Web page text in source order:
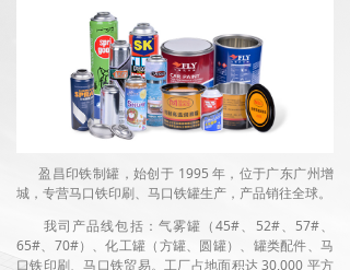
盈昌印铁制罐，始创于 1995 年，位于广东广州增
城，专营马口铁印刷、马口铁罐生产，产品销往全球。
我司产品线包括：气雾罐（45#、52#、57#、
65#、70#）、化工罐（方罐、圆罐）、罐类配件、马
口铁印刷、马口铁贸易。工厂占地面积达 30,000 平方